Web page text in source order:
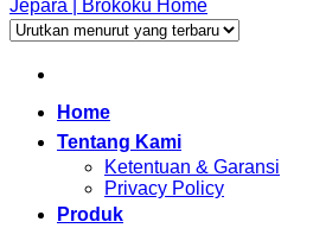
Home
Tentang Kami
Ketentuan & Garansi
Privacy Policy
Produk